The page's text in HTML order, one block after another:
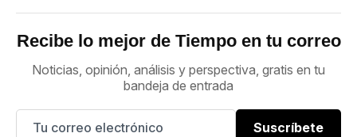
Recibe lo mejor de Tiempo en tu correo
Noticias, opinión, análisis y perspectiva, gratis en tu
bandeja de entrada
Suscríbete